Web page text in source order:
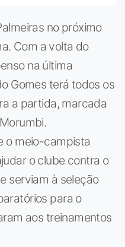
no próximo
Com a volta do
na última
Gomes terá todos os
a partida, marcada
o meio-campista
o clube contra o
serviam à seleção
para o
aos treinamentos